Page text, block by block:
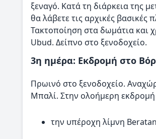
ξεναγό. Κατά τη διάρκεια της
θα λάβετε τις αρχικές βασικές
Τακτοποίηση στα δωμάτια και
Ubud. Δείπνο στο ξενοδοχείο.
3η ημέρα: Εκδρομή στο
Πρωινό στο ξενοδοχείο.
Μπαλί. Στην ολοήμερη εκδρομή
την υπέροχη λίμνη